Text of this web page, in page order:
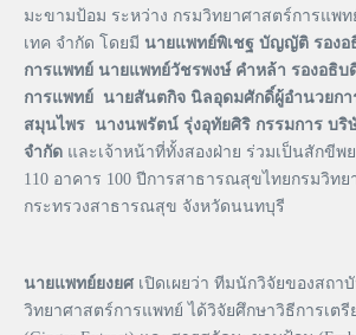
มะขามป้อม ระหว่าง กรมวิทยาศาสตร์การแพ
เทค จำกัด โดยมี นายแพทย์พิเชฐ บัญญัติ รองอ
การแพทย์ นายแพทย์วัชรพงษ์ คำหล้า รองอธิบ
การแพทย์ นายสันตกิจ นิลอุดมศักดิ์ผู้อำนวยก
สมุนไพร นางนพรัตน์ รุ่งอุทัยศิริ กรรมการ บริ
จำกัด และเจ้าหน้าที่ทั้งสองฝ่าย ร่วมเป็นสักขี
110 อาคาร 100 ปีการสาธารณสุขไทยกรมวิท
กระทรวงสาธารณสุข จังหวัดนนทบุรี
นายแพทย์ยงยศ เปิดเผยว่า ทีมนักวิจัยของสถา
วิทยาศาสตร์การแพทย์ ได้วิจัยศึกษาวิธีการเต